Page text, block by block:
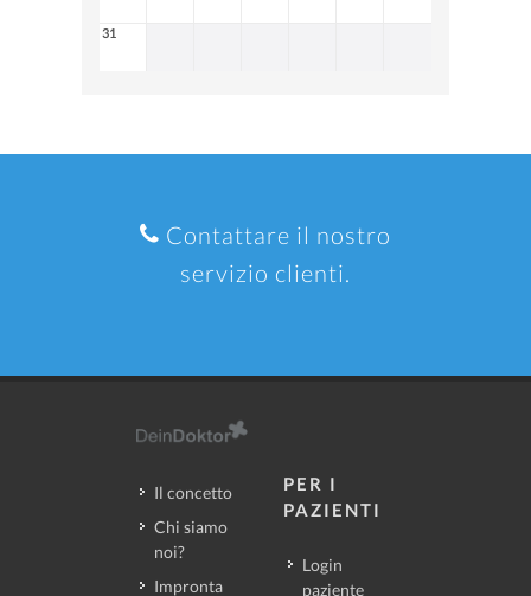
31
Contattare il nostro
servizio clienti.
Il concetto
Chi siamo
noi?
Impronta
PER I
PAZIENTI
Login
paziente